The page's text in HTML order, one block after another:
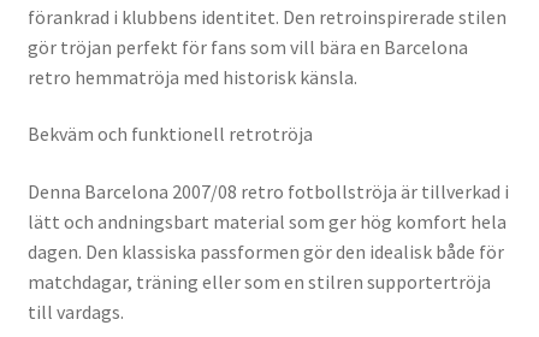
förankrad i klubbens identitet. Den retroinspirerade stilen
gör tröjan perfekt för fans som vill bära en Barcelona
retro hemmatröja med historisk känsla.
Bekväm och funktionell retrotröja
Denna Barcelona 2007/08 retro fotbollströja är tillverkad i
lätt och andningsbart material som ger hög komfort hela
dagen. Den klassiska passformen gör den idealisk både för
matchdagar, träning eller som en stilren supportertröja
till vardags.